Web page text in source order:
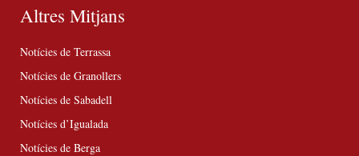
Altres Mitjans
Notícies de Terrassa
Notícies de Granollers
Notícies de Sabadell
Notícies d’Igualada
Notícies de Berga